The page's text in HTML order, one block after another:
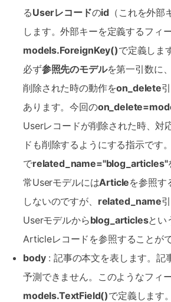
るUserレコードのid （これを外
します。外部キーを定義するフィ
models.ForeignKey()で定義しま
必ず参照先のモデルを第一引数に
削除された時の動作をon_delete
あります。今回の
Userレコードが削除された時、対
ドも削除するようにする指示です
でrelated_name="blog_articles"
常UserモデルにはArticleを参照す
しないのですが、 related_name
Userモデルからblog_articlesとい
Articleレコードを参照することがで
body: 記事の本文を表します。記
予測できません。このようなフィ
models.TextField()で定義します